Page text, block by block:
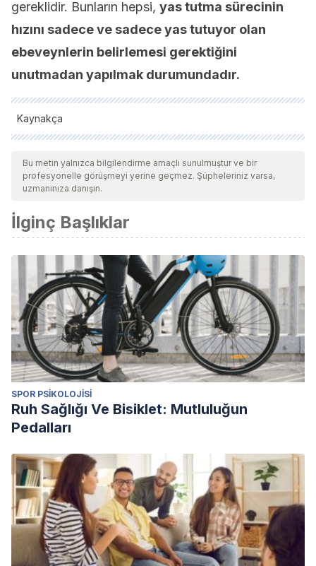
gereklidir. Bunların hepsi, yas tutma sürecinin
hızını sadece ve sadece yas tutuyor olan
ebeveynlerin belirlemesi gerektiğini
unutmadan yapılmak durumundadır.
Kaynakça
Tüm alıntı yapılan kaynaklar, kalitelerini, güvenilirliklerini,
güncelliklerini ve geçerliliklerini sağlamak için ekibimiz
tarafından derinlemesine incelendi. Bu makalenin bibliyografisi
kabul edildi.
Asociación Umamanita (2009): Guía para la atención a la
muerte perinatal y neonatal. (en linea)
https://www.umamanita.es/wp-
content/uploads/2015/06/Guia-Atencion-Muerte-Perinatal-
y-Neonatal.pdf
García, M. C., Soto, B. R., & Ingelmo, A. O. (2016).
PROTOCOLO-GUIA MUERTE FETAL Y PERINATAL.
González Castroagudín, S., Suárez López, I., Polanco
Teijo, F., Ledo Marra, M., & Rodríguez Vidal, E. (2013).
Papel de la matrona en el manejo del duelo perinatal y
Oviedo-Soto, S., Urdaneta-Carruyo, E., Parra-Falcón, F. M.,
& Marquina-Volcanes, M. (2009). Duelo materno por
muerte perinatal. Revista Mexicana de Pediatría
(5), 215-
219.
Paneque, M. D. C. M. (2012). Duelo perinatal: atención
psicológica en los primeros momentos.Hygia de
Bu metin yalnızca bilgilendirme amaçlı sunulmuştur ve bir
profesyonelle görüşmeyi yerine geçmez. Şüpheleriniz varsa,
uzmanınıza danışın.
İlginç Başlıklar
SPOR PSIKOLOJISI
Ruh Sağlığı Ve Bisiklet: Mutluluğun
Pedalları